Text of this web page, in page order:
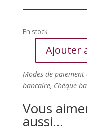
En stock
quantité
Chat
blanc
assis
Ajouter
Modes de
bancaire, Chèque
Vous
aussi…